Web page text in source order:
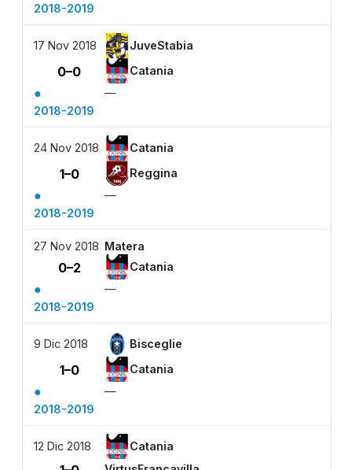
2018-2019
17 Nov 2018 JuveStabia
0–0 Catania
●
—
2018-2019
24 Nov 2018 Catania
1–0 Reggina
●
—
2018-2019
27 Nov 2018 Matera
0–2 Catania
●
—
2018-2019
9 Dic 2018 Bisceglie
1–0 Catania
●
—
2018-2019
12 Dic 2018 Catania